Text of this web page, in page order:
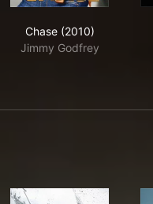
Chase (2010)
Jimmy Godfrey